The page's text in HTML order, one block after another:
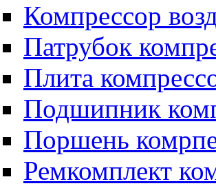
Компрессор
Патрубок
Плита
Подшипник
Поршень
Ремкомплект